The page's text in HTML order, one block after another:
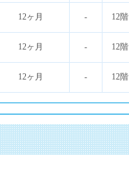
12ヶ月 - 12階
12ヶ月 - 12階
12ヶ月 - 12階